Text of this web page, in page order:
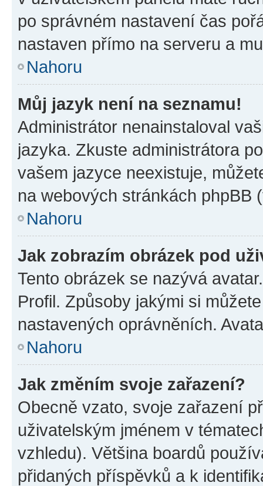
po správném nastavení čas
nastaven přímo na serveru a
Nahoru
Můj jazyk není na seznamu!
Administrátor nenainstaloval
jazyka. Zkuste administrátora
vašem jazyce neexistuje,
na webových stránkách phpBB
Nahoru
Jak zobrazím obrázek pod
Tento obrázek se nazývá
Profil. Způsoby jakými si
nastavených oprávněních.
Nahoru
Jak změním svoje zařazení?
Obecně vzato, svoje zařazení
uživatelským jménem v
vzhledu). Většina boardů
přidaných příspěvků a k